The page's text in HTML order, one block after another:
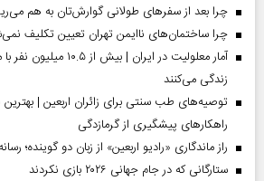
چرا بعد از سفرهای طولانی گوارش‌تان به هم
چرا ساختمان‌های ناایمن تهران تعیین تکلیف
آمار معلولیت در ایران |
زندگی می‌کنند
توصیه‌های طب سنتی برای زائران اربعین |
راهکارهای پیشگیری از گرمازدگی
راز ماندگاری «رادیو اربعین» از زبان دو گوینده؛
ستارگانی که در جام جهانی ۲۰۲۶ بازی نکردند